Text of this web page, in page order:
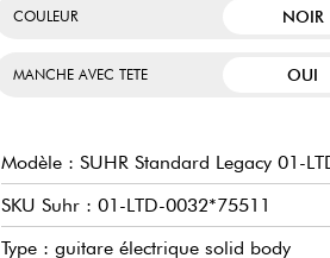
COULEUR NOIR
MANCHE AVEC TETE OUI
Modèle : SUHR Standard Legacy 01-
SKU Suhr : 01-LTD-0032*75511
Type : guitare électrique solid body